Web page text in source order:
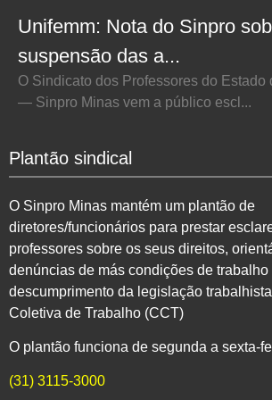
Unifemm: Nota do Sinpro
suspensão das a...
O Sindicato dos Professores do Estado
— Sinpro Minas vem a público escl...
Plantão sindical
O Sinpro Minas mantém um plantão de
diretores/funcionários para prestar
professores sobre os seus direitos,
denúncias de más condições de trabalho
descumprimento da legislação
Coletiva de Trabalho (CCT)
O plantão funciona de segunda a sexta-
(31) 3115-3000